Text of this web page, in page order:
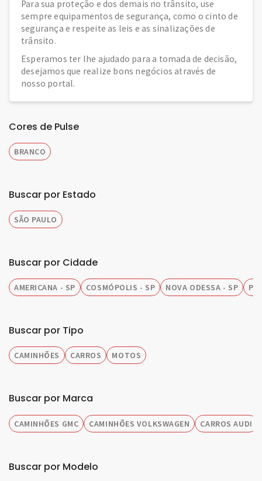
Para sua proteção e dos demais no trânsito, use
sempre equipamentos de segurança, como o cinto de
segurança e respeite as leis e as sinalizações de
trânsito.
Esperamos ter lhe ajudado para a tomada de decisão,
desejamos que realize bons negócios através de
nosso portal.
Cores de Pulse
BRANCO
Buscar por Estado
SÃO PAULO
Buscar por Cidade
AMERICANA - SP COSMÓPOLIS - SP NOVA ODESSA - SP
Buscar por Tipo
CAMINHÕES CARROS MOTOS
Buscar por Marca
CAMINHÕES GMC CAMINHÕES VOLKSWAGEN CARROS AUDI
Buscar por Modelo